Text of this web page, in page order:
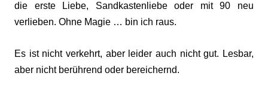
die erste Liebe, Sandkastenliebe oder mit 90 neu
verlieben. Ohne Magie … bin ich raus.
Es ist nicht verkehrt, aber leider auch nicht gut. Lesbar,
aber nicht berührend oder bereichernd.